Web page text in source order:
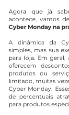
Agora que já
acontece, vamos
Cyber Monday na
A dinâmica da
simples, mas sua
para loja. Em geral,
oferecem
produtos ou
limitado, muitas
Cyber Monday.
de percentuais
para produtos